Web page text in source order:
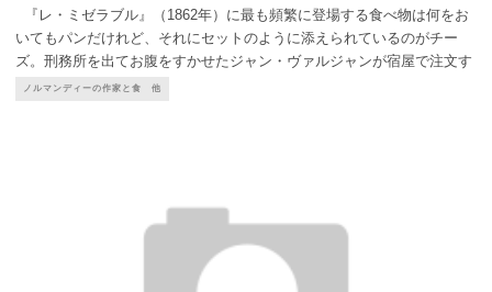
『レ・ミゼラブル』（1862年）に最も頻繁に登場する食べ物は何をお
いてもパンだけれど、それにセットのように添えられているのがチー
ズ。刑務所を出てお腹をすかせたジャン・ヴァルジャンが宿屋で注文す
るのも、心無い夫婦から小間使いのように扱われるあわれな少女コゼッ
ノルマンディーの作家と食 他